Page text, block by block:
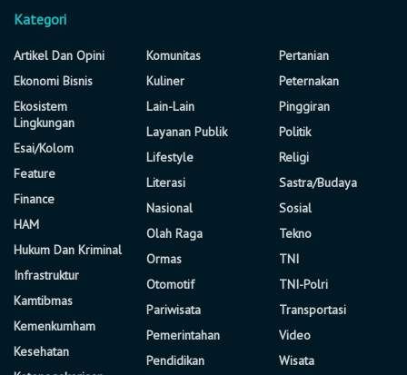
Kategori
Artikel Dan Opini
Ekonomi Bisnis
Ekosistem
Lingkungan
Esai/Kolom
Feature
Finance
HAM
Hukum Dan Kriminal
Infrastruktur
Kamtibmas
Kemenkumham
Kesehatan
Komunitas
Kuliner
Lain-Lain
Layanan Publik
Lifestyle
Literasi
Nasional
Olah Raga
Ormas
Otomotif
Pariwisata
Pemerintahan
Pendidikan
Pertanian
Peternakan
Pinggiran
Politik
Religi
Sastra/Budaya
Sosial
Tekno
TNI
TNI-Polri
Transportasi
Video
Wisata